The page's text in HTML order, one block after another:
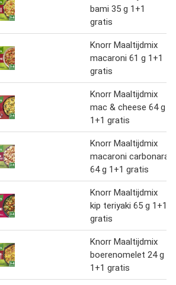
bami 35 g 1+1
gratis
Knorr Maaltijdmix
macaroni 61 g 1+1
gratis
Knorr Maaltijdmix
mac & cheese 64 g
1+1 gratis
Knorr Maaltijdmix
macaroni carbonara
64 g 1+1 gratis
Knorr Maaltijdmix
kip teriyaki 65 g 1+1
gratis
Knorr Maaltijdmix
boerenomelet 24 g
1+1 gratis